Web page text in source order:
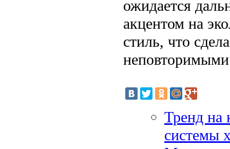
ожидается
акцентом на
стиль, что
Тренд на
системы